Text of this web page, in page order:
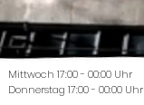
Mittwoch 17:00 - 00:00 Uhr
Donnerstag 17:00 - 00:00 Uhr